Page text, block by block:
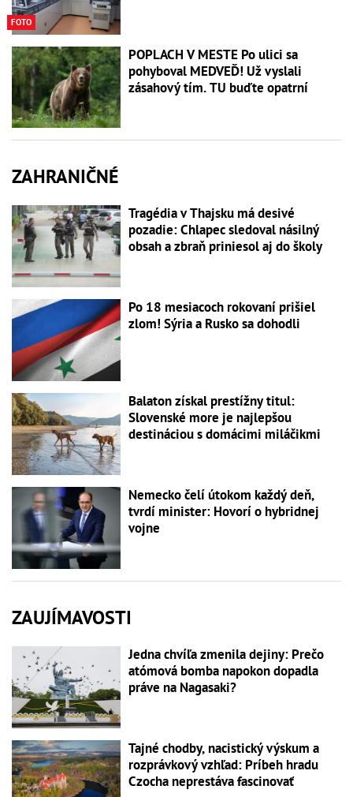
FOTO
POPLACH V MESTE Po ulici sa
pohyboval MEDVEĎ! Už vyslali
zásahový tím. TU buďte opatrní
ZAHRANIČNÉ
Tragédia v Thajsku má desivé
pozadie: Chlapec sledoval násilný
obsah a zbraň priniesol aj do školy
Po 18 mesiacoch rokovaní prišiel
zlom! Sýria a Rusko sa dohodli
Balaton získal prestížny titul:
Slovenské more je najlepšou
destináciou s domácimi miláčikmi
Nemecko čelí útokom každý deň,
tvrdí minister: Hovorí o hybridnej
vojne
ZAUJÍMAVOSTI
Jedna chvíľa zmenila dejiny: Prečo
atómová bomba napokon dopadla
práve na Nagasaki?
Tajné chodby, nacistický výskum a
rozprávkový vzhľad: Príbeh hradu
Czocha neprestáva fascinovať